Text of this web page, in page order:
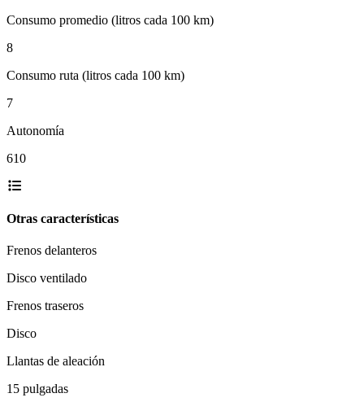
Consumo promedio (litros cada 100 km)
8
Consumo ruta (litros cada 100 km)
7
Autonomía
610
Otras características
Frenos delanteros
Disco ventilado
Frenos traseros
Disco
Llantas de aleación
15 pulgadas